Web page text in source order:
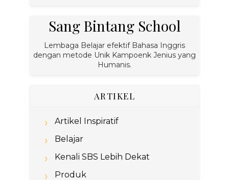
Sang Bintang School
Lembaga Belajar efektif Bahasa Inggris
dengan metode Unik Kampoenk Jenius yang
Humanis.
ARTIKEL
Artikel Inspiratif
Belajar
Kenali SBS Lebih Dekat
Produk